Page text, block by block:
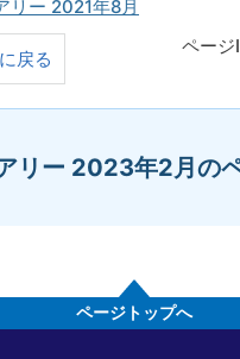
リー 2021年8月
戻る
ペー
リー 2023年2月の
開く
ページトップへ